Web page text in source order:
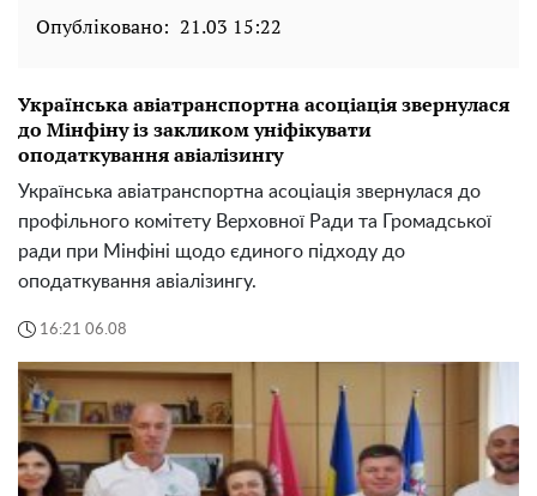
Опубліковано: 21.03 15:22
Українська авіатранспортна асоціація звернулася
до Мінфіну із закликом уніфікувати
оподаткування авіалізингу
Українська авіатранспортна асоціація звернулася до
профільного комітету Верховної Ради та Громадської
ради при Мінфіні щодо єдиного підходу до
оподаткування авіалізингу.
16:21 06.08